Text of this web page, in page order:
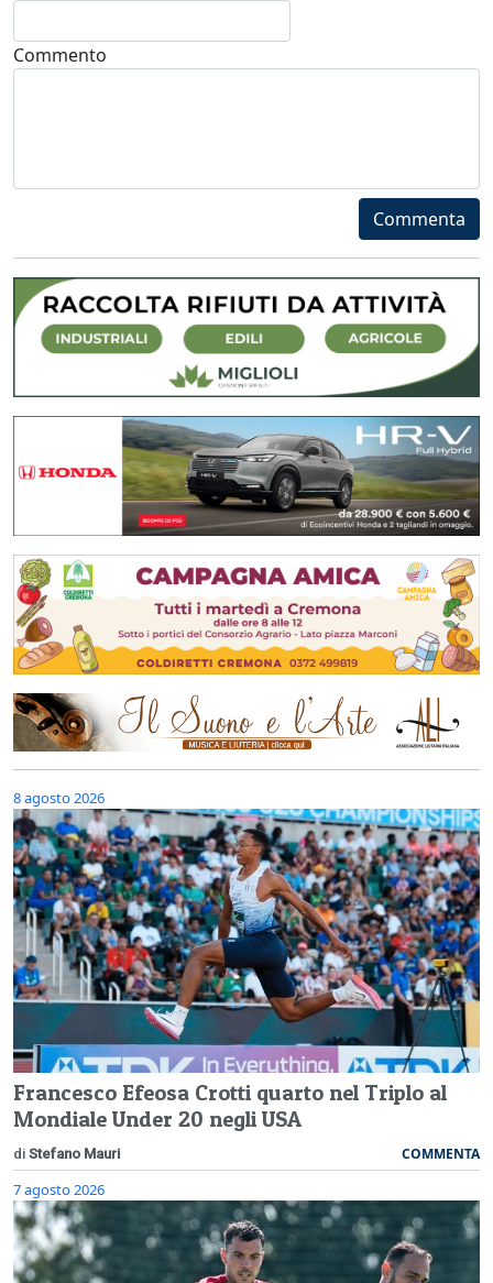
Commento
Commenta
8 agosto 2026
Francesco Efeosa Crotti quarto nel Triplo al
Mondiale Under 20 negli USA
di Stefano Mauri COMMENTA
7 agosto 2026